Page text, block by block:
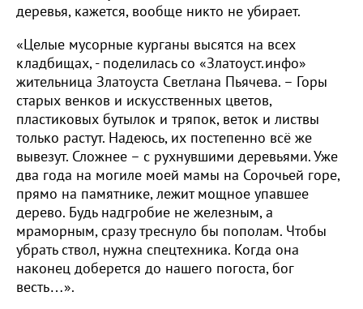
деревья, кажется, вообще никто не убирает.
«Целые мусорные курганы высятся на всех
кладбищах, - поделилась со «Златоуст.инфо»
жительница Златоуста Светлана Пьячева. – Горы
старых венков и искусственных цветов,
пластиковых бутылок и тряпок, веток и листвы
только растут. Надеюсь, их постепенно всё же
вывезут. Сложнее – с рухнувшими деревьями. Уже
два года на могиле моей мамы на Сорочьей горе,
прямо на памятнике, лежит мощное упавшее
дерево. Будь надгробие не железным, а
мраморным, сразу треснуло бы пополам. Чтобы
убрать ствол, нужна спецтехника. Когда она
наконец доберется до нашего погоста, бог
весть…».